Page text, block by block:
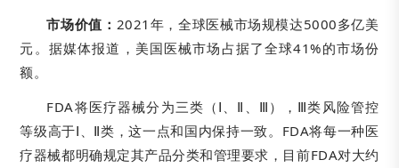
市场价值： 2021年，全球医械市场规模达5000多亿美
元。据媒体报道，美国医械市场占据了全球41%的市场份
额。
FDA将医疗器械分为三类（Ⅰ、Ⅱ、Ⅲ），Ⅲ类风险管控
等级高于Ⅰ、Ⅱ类，这一点和国内保持一致。FDA将每一种医
疗器械都明确规定其产品分类和管理要求，目前FDA对大约